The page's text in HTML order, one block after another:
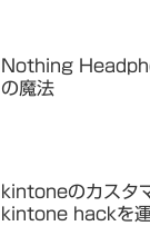
Nothing
の魔法
kintoneのカスタ
kintone hackを